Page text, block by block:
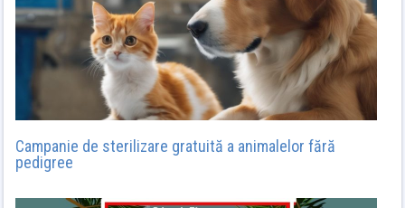
Campanie de sterilizare gratuită a animalelor fără
pedigree